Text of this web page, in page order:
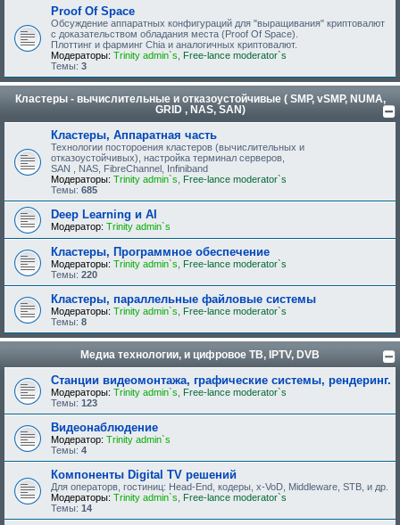
Proof Of Space
Обсуждение аппаратных конфигураций для "выращивания" криптовалют
с доказательством обладания места (Proof Of Space).
Плоттинг и фарминг Chia и аналогичных криптовалют.
Модераторы: Trinity admin`s
Free-lance moderator`s
Темы: 3
Кластеры - вычислительные и отказоустойчивые ( SMP, vSMP, NUMA,
GRID , NAS, SAN)
Кластеры, Аппаратная часть
Технологии постороения кластеров (вычислительных и
отказоустойчивых), настройка терминал серверов,
SAN , NAS, FibreChannel, Infiniband
Модераторы: Trinity admin`s
Free-lance moderator`s
Темы: 685
Deep Learning и AI
Модератор: Trinity admin`s
Кластеры, Программное обеспечение
Модераторы: Trinity admin`s
Free-lance moderator`s
Темы: 220
Кластеры, параллельные файловые системы
Модераторы: Trinity admin`s
Free-lance moderator`s
Темы: 8
Медиа технологии, и цифровое ТВ, IPTV, DVB
Станции видеомонтажа, графические системы, рендеринг.
Модераторы: Trinity admin`s
Free-lance moderator`s
Темы: 123
Видеонаблюдение
Модератор: Trinity admin`s
Темы: 4
Компоненты Digital TV решений
Для операторв, гостиниц: Head-End, кодеры, x-VoD, Middleware, STB, и др.
Модераторы: Trinity admin`s
Free-lance moderator`s
Темы: 14